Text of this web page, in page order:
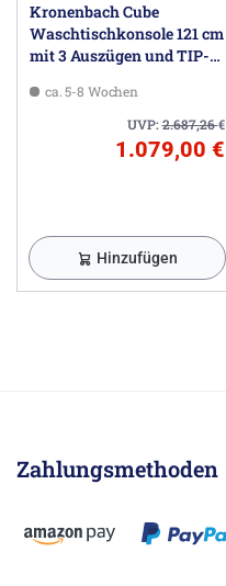
Kronenbach Cube
Waschtischkonsole 121 cm
mit 3 Auszügen und TIP-
ca. 5-8 Wochen
UVP:2.687,26€
1.079,00 €
Hinzufügen
Zahlungsmethoden